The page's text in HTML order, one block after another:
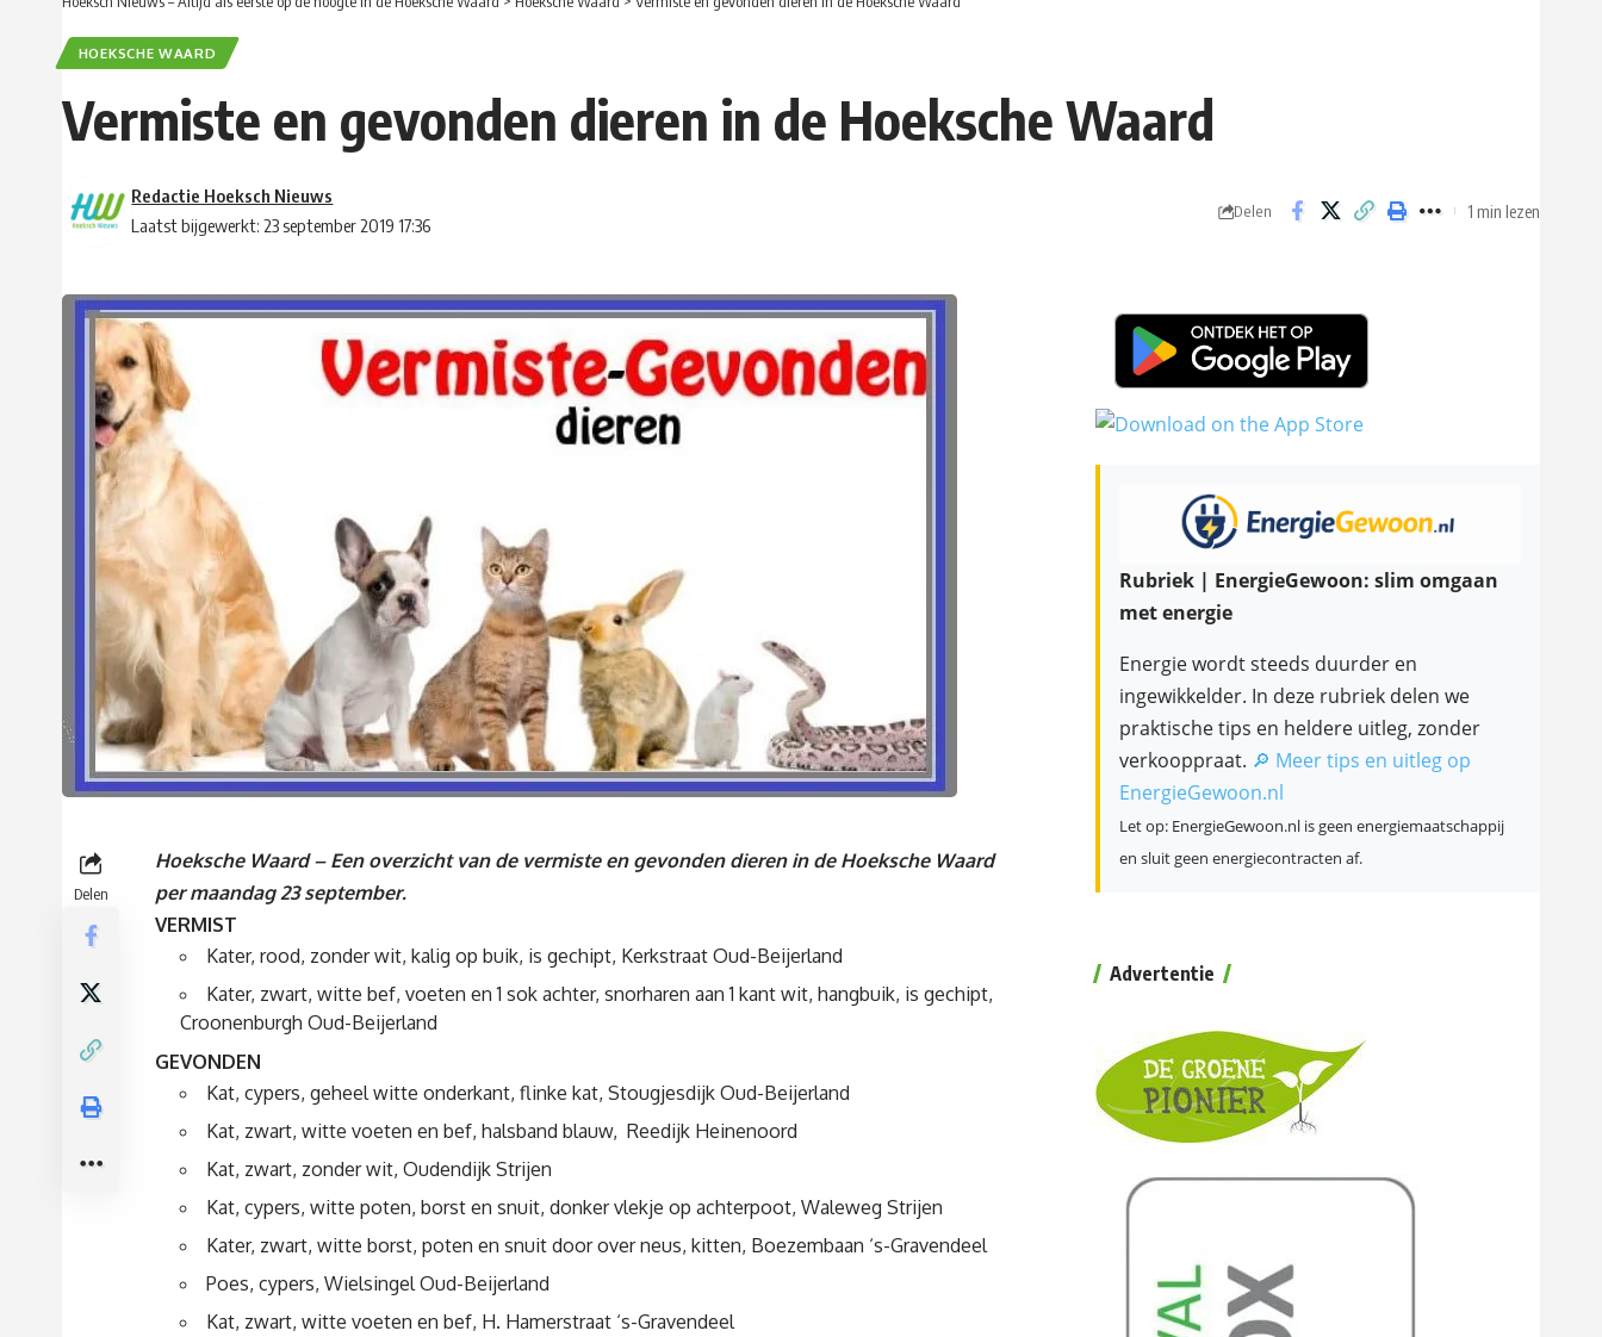
HOEKSCHE WAARD
Vermiste en gevonden dieren in de Hoeksche Waard
Laatst bijgewerkt: 23 september 2019 17:36
Redactie Hoeksch Nieuws
Delen 1 min lezen
Delen
Hoeksche Waard – Een overzicht van de vermiste en gevonden dieren in de Hoeksche Waard
per maandag 23 september.
VERMIST
Kater, rood, zonder wit, kalig op buik, is gechipt, Kerkstraat Oud-Beijerland
Kater, zwart, witte bef, voeten en 1 sok achter, snorharen aan 1 kant wit, hangbuik, is gechipt,
Croonenburgh Oud-Beijerland
GEVONDEN
Kat, cypers, geheel witte onderkant, flinke kat, Stougjesdijk Oud-Beijerland
Kat, zwart, witte voeten en bef, halsband blauw, Reedijk Heinenoord
Kat, zwart, zonder wit, Oudendijk Strijen
Kat, cypers, witte poten, borst en snuit, donker vlekje op achterpoot, Waleweg Strijen
Kater, zwart, witte borst, poten en snuit door over neus, kitten, Boezembaan ‘s-Gravendeel
Poes, cypers, Wielsingel Oud-Beijerland
Kat, zwart, witte voeten en bef, H. Hamerstraat ‘s-Gravendeel
Rubriek | EnergieGewoon: slim omgaan
met energie
Energie wordt steeds duurder en
ingewikkelder. In deze rubriek delen we
praktische tips en heldere uitleg, zonder
verkooppraat. 🔎 Meer tips en uitleg op
EnergieGewoon.nl
Let op: EnergieGewoon.nl is geen energiemaatschappij
en sluit geen energiecontracten af.
Advertentie